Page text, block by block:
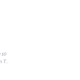
10
T...